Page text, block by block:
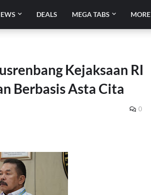
DEALS MEGA TABS MORE
Kejaksaan RI
Berbasis Asta Cita
0